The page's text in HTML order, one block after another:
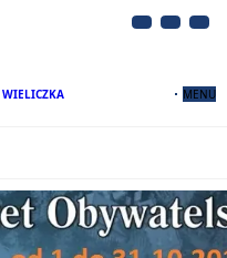
WIELICZKA MENU